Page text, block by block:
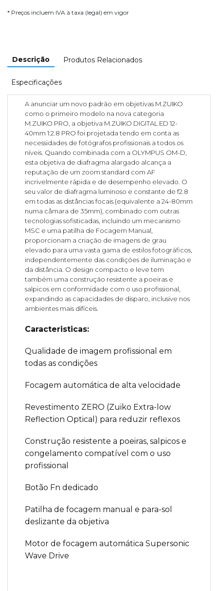
* Preços incluem IVA à taxa (legal) em vigor
Descrição Produtos Relacionados
Especificações
A anunciar um novo padrão em objetivas M.ZUIKO
como o primeiro modelo na nova categoria
M.ZUIKO PRO, a objetiva M.ZUIKO DIGITAL ED 12-
40mm 1:2.8 PRO foi projetada tendo em conta as
necessidades de fotógrafos profissionais a todos os
níveis. Quando combinada com a OLYMPUS OM-D,
esta objetiva de diafragma alargado alcança a
reputação de um zoom standard com AF
incrivelmente rápida e de desempenho elevado. O
seu valor de diafragma luminoso e constante de f2.8
em todas as distâncias focais (equivalente a 24-80mm
numa câmara de 35mm), combinado com outras
tecnologias sofisticadas, incluindo um mecanismo
MSC e uma patilha de Focagem Manual,
proporcionam a criação de imagens de grau
elevado para uma vasta gama de estilos fotográficos,
independentemente das condições de iluminação e
da distância. O design compacto e leve tem
também uma construção resistente a poeiras e
salpicos em conformidade com o uso profissional,
expandindo as capacidades de disparo, inclusive nos
ambientes mais difíceis.
Caracteristicas:
Qualidade de imagem profissional em
todas as condições
Focagem automática de alta velocidade
Revestimento ZERO (Zuiko Extra-low
Reflection Optical) para reduzir reflexos
Construção resistente a poeiras, salpicos e
congelamento compatível com o uso
profissional
Botão Fn dedicado
Patilha de focagem manual e para-sol
deslizante da objetiva
Motor de focagem automática Supersonic
Wave Drive